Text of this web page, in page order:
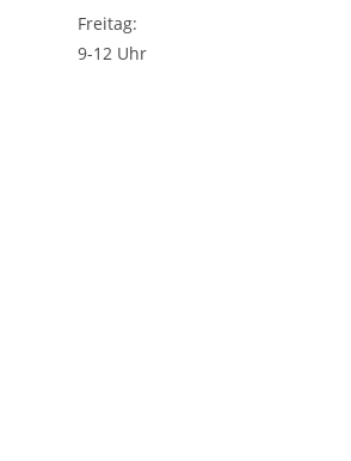
Freitag:
9-12 Uhr